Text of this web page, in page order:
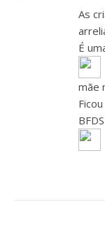
As
É
mãe
BFDS